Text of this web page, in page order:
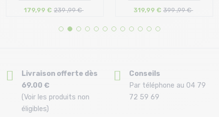
Taille en stock
179,99 € 239 ,99 €
Taille en stock
319,99 € 399 ,99 €
Livraison offerte dès
69.00 €
(Voir les produits non
éligibles)
Conseils
Par téléphone au 04 79
72 59 69